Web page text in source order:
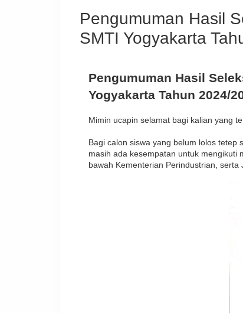
Pengumuman Hasil
SMTI Yogyakarta
Pengumuman Hasil
Yogyakarta Tahun 2024/
Mimin ucapin selamat bagi kalian yang
Bagi calon siswa yang belum lolos tetep
masih ada kesempatan untuk mengikuti
bawah Kementerian Perindustrian,